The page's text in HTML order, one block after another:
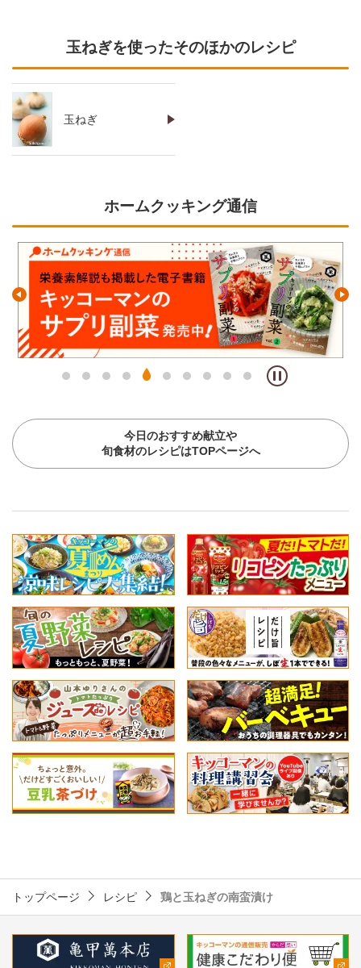
玉ねぎを使ったそのほかのレシピ
玉ねぎ
ホームクッキング通信
今日のおすすめ献立や
旬食材のレシピはTOPページへ
トップページ レシピ 鶏と玉ねぎの南蛮漬け